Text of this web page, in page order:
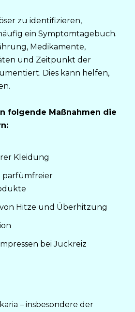
zu identifizieren,
ein Symptomtagebuch.
Medikamente,
und Zeitpunkt der
Dies kann helfen,
folgende Maßnahmen die
Kleidung
parfümfreier
Hitze und Überhitzung
bei Juckreiz
– insbesondere der